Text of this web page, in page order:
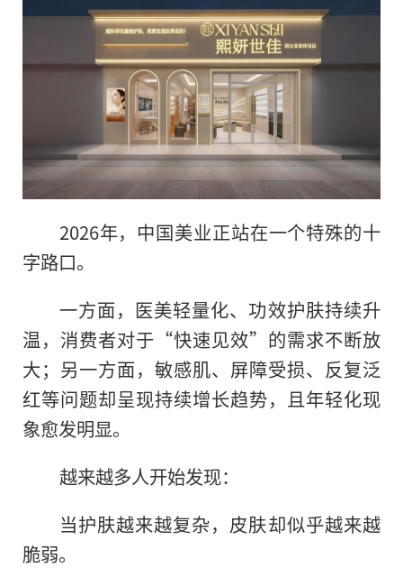
2026年，中国美业正站在一个特殊的十
字路口。
一方面，医美轻量化、功效护肤持续升
温，消费者对于“快速见效”的需求不断放
大；另一方面，敏感肌、屏障受损、反复泛
红等问题却呈现持续增长趋势，且年轻化现
象愈发明显。
越来越多人开始发现：
当护肤越来越复杂，皮肤却似乎越来越
脆弱。